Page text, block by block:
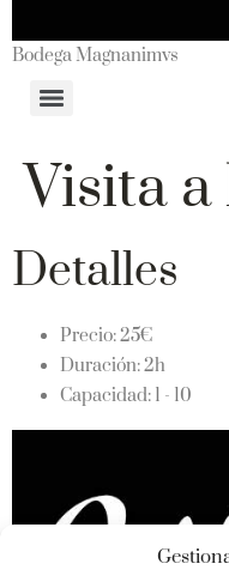
Bodega Magnanimvs
Visita
Detalles
Precio:25€
Duración:2h
Capacidad: 1 - 10